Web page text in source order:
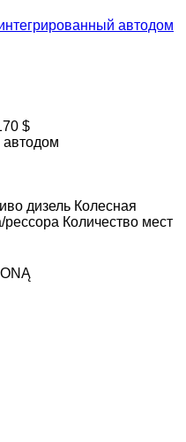
автодом
$
автодом
дизель Колесная
рессора Количество мест